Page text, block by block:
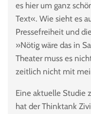
es hier um ganz
Text«. Wie sieht es
Pressefreiheit und
»Nötig wäre das in
Theater muss es
zeitlich nicht mit
Eine aktuelle Studie
hat der Thinktank